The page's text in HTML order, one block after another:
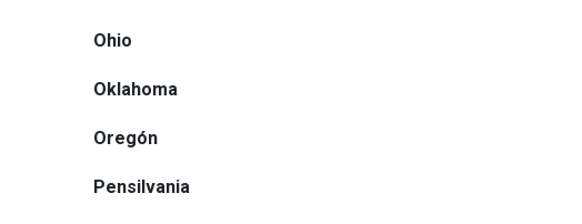
Ohio
Oklahoma
Oregón
Pensilvania